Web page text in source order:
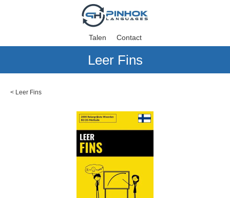
Talen Contact
Leer Fins
< Leer Fins